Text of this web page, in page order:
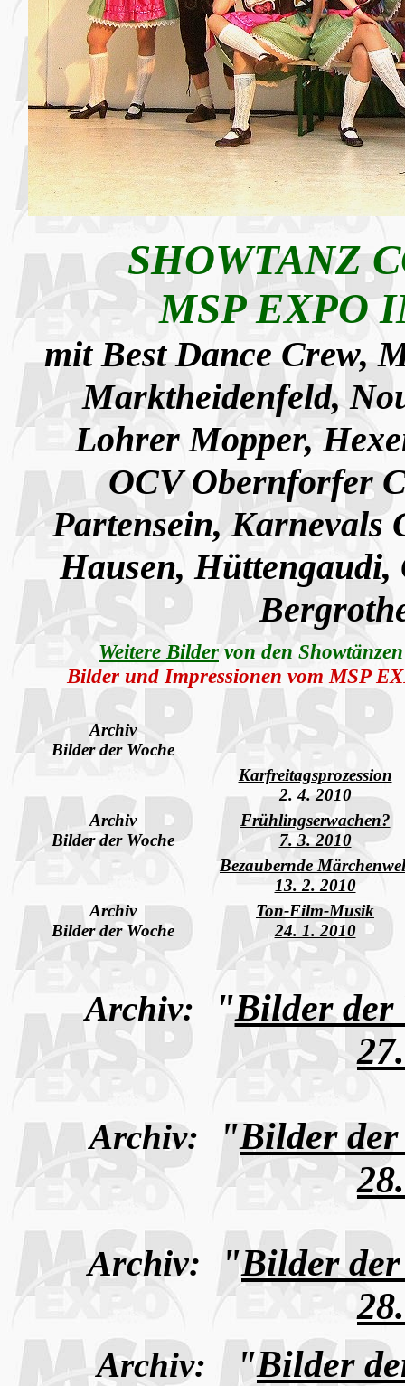
SHOWTANZ
MSP EXPO
mit Best Dance Crew,
Marktheidenfeld,
Lohrer Mopper,
OCV Obernforfer
Partensein,Karnevals
Hausen,Hüttengaudi,
Weitere Bildervon den
Bilder und Impressionen vom MSP
Archiv
Bilder der Woche
Karfreitagsprozession
2. 4. 2010
Archiv
Bilder der Woche
Frühlingserwachen?
7. 3. 2010
Bezaubernde
13. 2. 2010
Archiv
Bilder der Woche
Ton-Film-Musik
24. 1. 2010
Archiv: "Bilder der
Archiv: "Bilder der
Archiv: "Bilder der
Archiv: "Bilder